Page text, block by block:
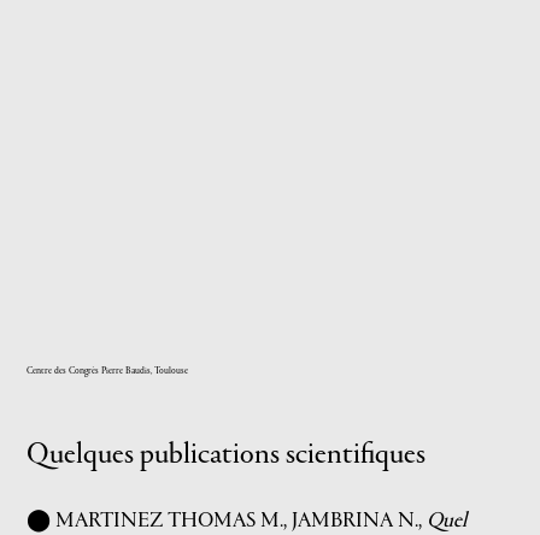
Centre des Congrès Pierre Baudis, Toulouse
Quelques publications scientifiques
⬤ MARTINEZ THOMAS M., JAMBRINA N., Quel